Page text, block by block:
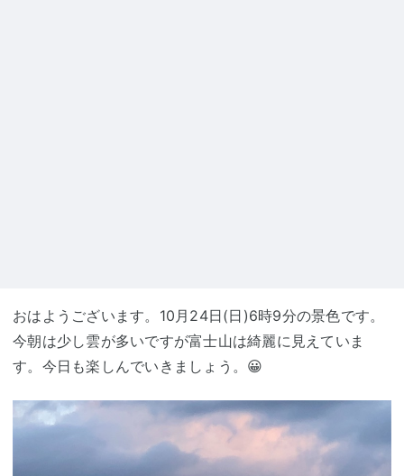
おはようございます。10月24日(日)6時9分の景色です。
今朝は少し雲が多いですが富士山は綺麗に見えていま
す。今日も楽しんでいきましょう。😀